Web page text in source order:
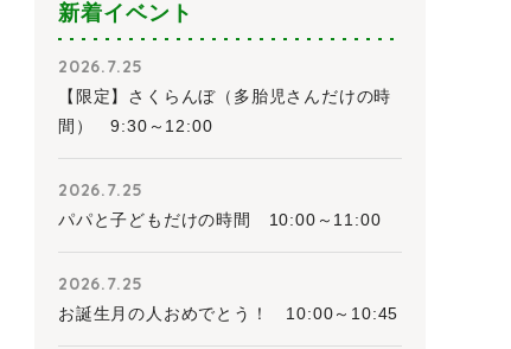
新着イベント
2026.7.25
【限定】さくらんぼ（多胎児さんだけの時
間） 9:30～12:00
2026.7.25
パパと子どもだけの時間 10:00～11:00
2026.7.25
お誕生月の人おめでとう！ 10:00～10:45